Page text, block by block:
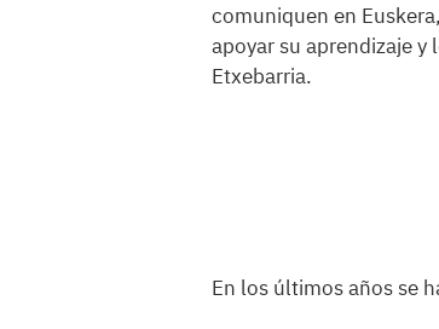
comuniquen en
apoyar su aprendizaje y
Etxebarria.
En los últimos años se